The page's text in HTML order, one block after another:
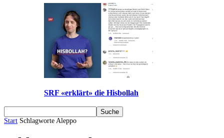
SRF «erklärt» die Hisbollah
Start Schlagworte Aleppo